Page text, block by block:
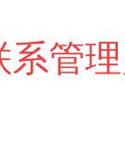
系管